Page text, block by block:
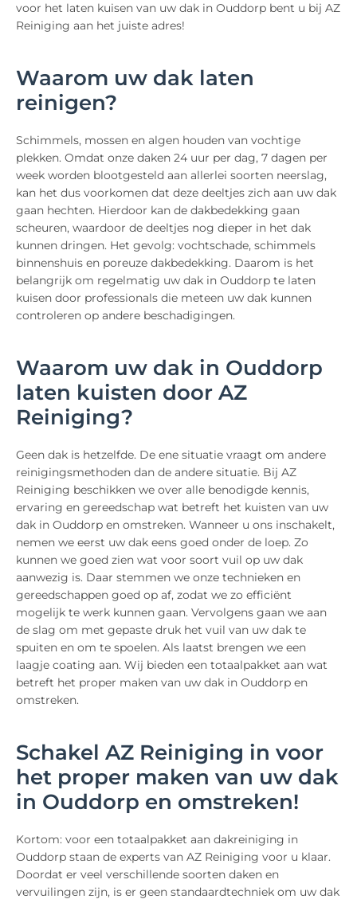
voor het laten kuisen van uw dak in Ouddorp bent u bij AZ
Reiniging aan het juiste adres!
Waarom uw dak laten
reinigen?
Schimmels, mossen en algen houden van vochtige
plekken. Omdat onze daken 24 uur per dag, 7 dagen per
week worden blootgesteld aan allerlei soorten neerslag,
kan het dus voorkomen dat deze deeltjes zich aan uw dak
gaan hechten. Hierdoor kan de dakbedekking gaan
scheuren, waardoor de deeltjes nog dieper in het dak
kunnen dringen. Het gevolg: vochtschade, schimmels
binnenshuis en poreuze dakbedekking. Daarom is het
belangrijk om regelmatig uw dak in Ouddorp te laten
kuisen door professionals die meteen uw dak kunnen
controleren op andere beschadigingen.
Waarom uw dak in Ouddorp
laten kuisten door AZ
Reiniging?
Geen dak is hetzelfde. De ene situatie vraagt om andere
reinigingsmethoden dan de andere situatie. Bij AZ
Reiniging beschikken we over alle benodigde kennis,
ervaring en gereedschap wat betreft het kuisten van uw
dak in Ouddorp en omstreken. Wanneer u ons inschakelt,
nemen we eerst uw dak eens goed onder de loep. Zo
kunnen we goed zien wat voor soort vuil op uw dak
aanwezig is. Daar stemmen we onze technieken en
gereedschappen goed op af, zodat we zo efficiënt
mogelijk te werk kunnen gaan. Vervolgens gaan we aan
de slag om met gepaste druk het vuil van uw dak te
spuiten en om te spoelen. Als laatst brengen we een
laagje coating aan. Wij bieden een totaalpakket aan wat
betreft het proper maken van uw dak in Ouddorp en
omstreken.
Schakel AZ Reiniging in voor
het proper maken van uw dak
in Ouddorp en omstreken!
Kortom: voor een totaalpakket aan dakreiniging in
Ouddorp staan de experts van AZ Reiniging voor u klaar.
Doordat er veel verschillende soorten daken en
vervuilingen zijn, is er geen standaardtechniek om uw dak